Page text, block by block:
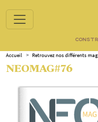
Accueil > Retrouvez nos différents
NEOMAG#76